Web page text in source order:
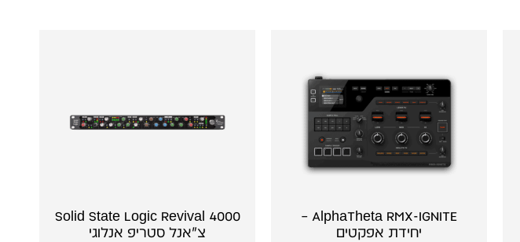
AlphaTheta RMX-IGNITE –
יחידת אפקטים
Solid State Logic Revival 4000
צ׳אנל סטריפ אנלוגי